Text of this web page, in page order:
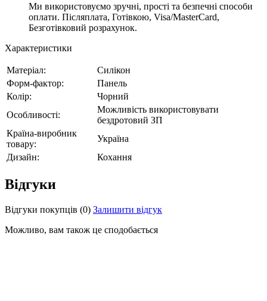
Ми використовуємо зручні, прості та безпечні способи
оплати. Післяплата, Готівкою, Visa/MasterCard,
Безготівковий розрахунок.
Характеристики
Матеріал:
Силікон
Форм-фактор:
Панель
Колір:
Чорний
Особливості:
Можливість використовувати
бездротовий ЗП
Країна-виробник
товару:
Україна
Дизайн:
Кохання
Відгуки
Відгуки покупців (0) Залишити відгук
Можливо, вам також це сподобається